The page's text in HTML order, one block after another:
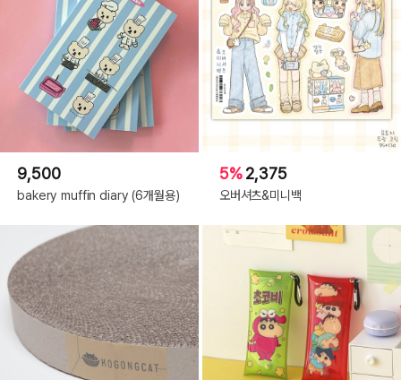
9,500
bakery muffin diary (6개월용)
5%2,375
오버셔츠&미니백